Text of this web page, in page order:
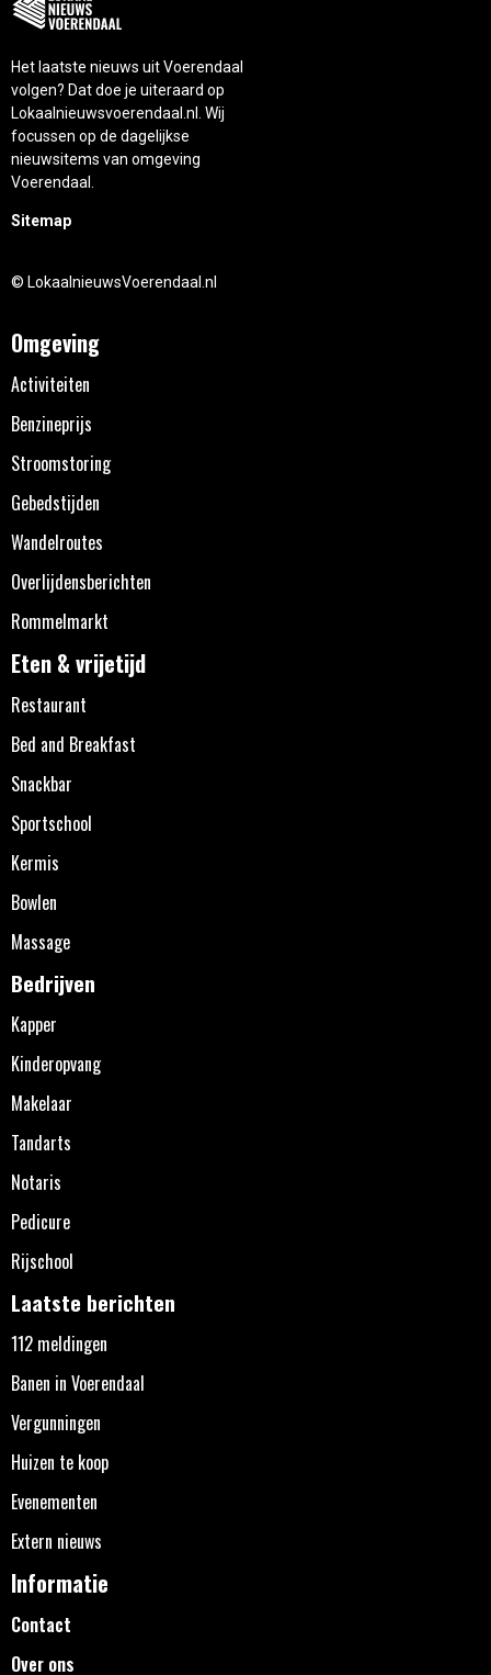
Het laatste nieuws uit Voerendaal
volgen? Dat doe je uiteraard op
Lokaalnieuwsvoerendaal.nl. Wij
focussen op de dagelijkse
nieuwsitems van omgeving
Voerendaal.
Sitemap
© LokaalnieuwsVoerendaal.nl
Omgeving
Activiteiten
Benzineprijs
Stroomstoring
Gebedstijden
Wandelroutes
Overlijdensberichten
Rommelmarkt
Eten & vrijetijd
Restaurant
Bed and Breakfast
Snackbar
Sportschool
Kermis
Bowlen
Massage
Bedrijven
Kapper
Kinderopvang
Makelaar
Tandarts
Notaris
Pedicure
Rijschool
Laatste berichten
112 meldingen
Banen in Voerendaal
Vergunningen
Huizen te koop
Evenementen
Extern nieuws
Informatie
Contact
Over ons